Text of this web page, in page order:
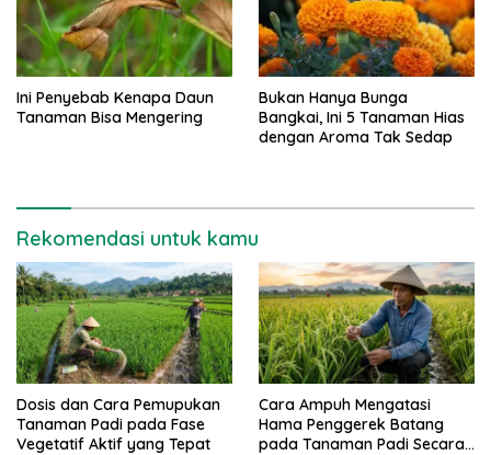
Ini Penyebab Kenapa Daun
Tanaman Bisa Mengering
Bukan Hanya Bunga
Bangkai, Ini 5 Tanaman Hias
dengan Aroma Tak Sedap
Rekomendasi untuk kamu
Dosis dan Cara Pemupukan
Tanaman Padi pada Fase
Vegetatif Aktif yang Tepat
Cara Ampuh Mengatasi
Hama Penggerek Batang
pada Tanaman Padi Secara